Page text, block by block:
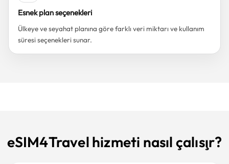
Esnek plan seçenekleri
Ülkeye ve seyahat planına göre farklı veri miktarı ve kullanım
süresi seçenekleri sunar.
eSIM4Travel hizmeti nasıl çalışır?